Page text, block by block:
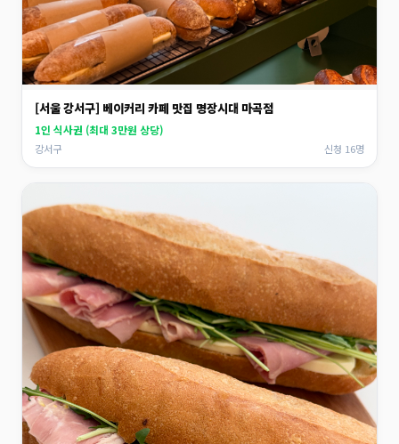
[서울 강서구] 베이커리 카페 맛집 명장시대 마곡점
1인 식사권 (최대 3만원 상당)
강서구 신청 16명